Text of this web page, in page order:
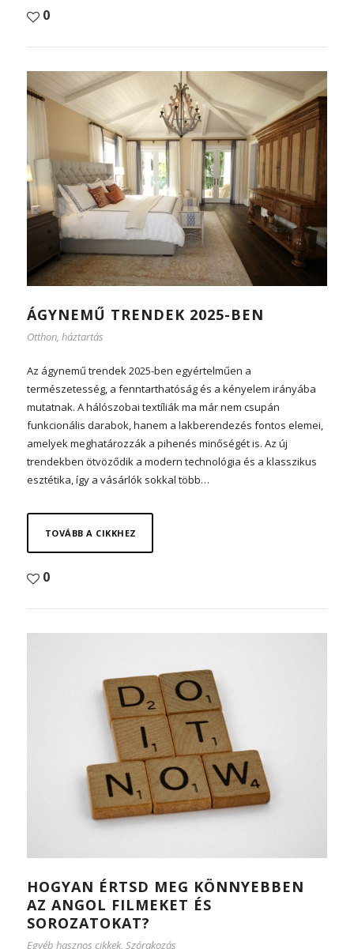
0
ÁGYNEMŰ TRENDEK 2025-BEN
Otthon, háztartás
Az ágynemű trendek 2025-ben egyértelműen a
természetesség, a fenntarthatóság és a kényelem irányába
mutatnak. A hálószobai textíliák ma már nem csupán
funkcionális darabok, hanem a lakberendezés fontos elemei,
amelyek meghatározzák a pihenés minőségét is. Az új
trendekben ötvöződik a modern technológia és a klasszikus
esztétika, így a vásárlók sokkal több…
TOVÁBB A CIKKHEZ
0
HOGYAN ÉRTSD MEG KÖNNYEBBEN
AZ ANGOL FILMEKET ÉS
SOROZATOKAT?
Egyéb hasznos cikkek, Szórakozás